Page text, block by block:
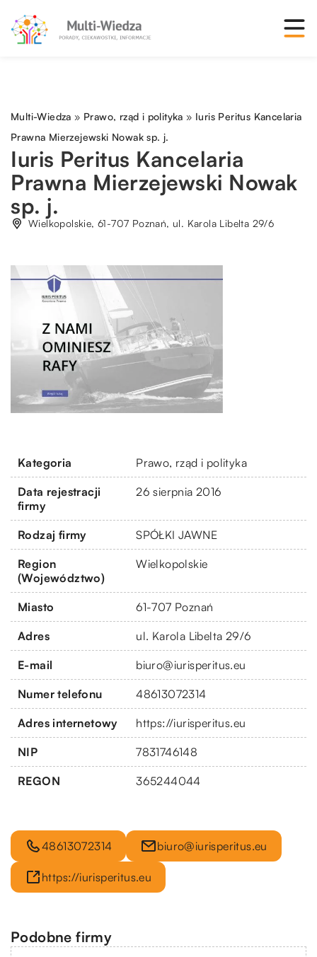
Multi-Wiedza » Prawo, rząd i polityka » Iuris Peritus Kancelaria
Prawna Mierzejewski Nowak sp. j.
Iuris Peritus Kancelaria
Prawna Mierzejewski Nowak
sp. j.
Wielkopolskie, 61-707 Poznań, ul. Karola Libelta 29/6
Kategoria Prawo, rząd i polityka
Data rejestracji
firmy
26 sierpnia 2016
Rodzaj firmy SPÓŁKI JAWNE
Region
(Województwo)
Wielkopolskie
Miasto 61-707 Poznań
Adres ul. Karola Libelta 29/6
E-mail biuro@iurisperitus.eu
Numer telefonu 48613072314
Adres internetowy https://iurisperitus.eu
NIP 7831746148
REGON 365244044
48613072314 biuro@iurisperitus.eu
https://iurisperitus.eu
Podobne firmy